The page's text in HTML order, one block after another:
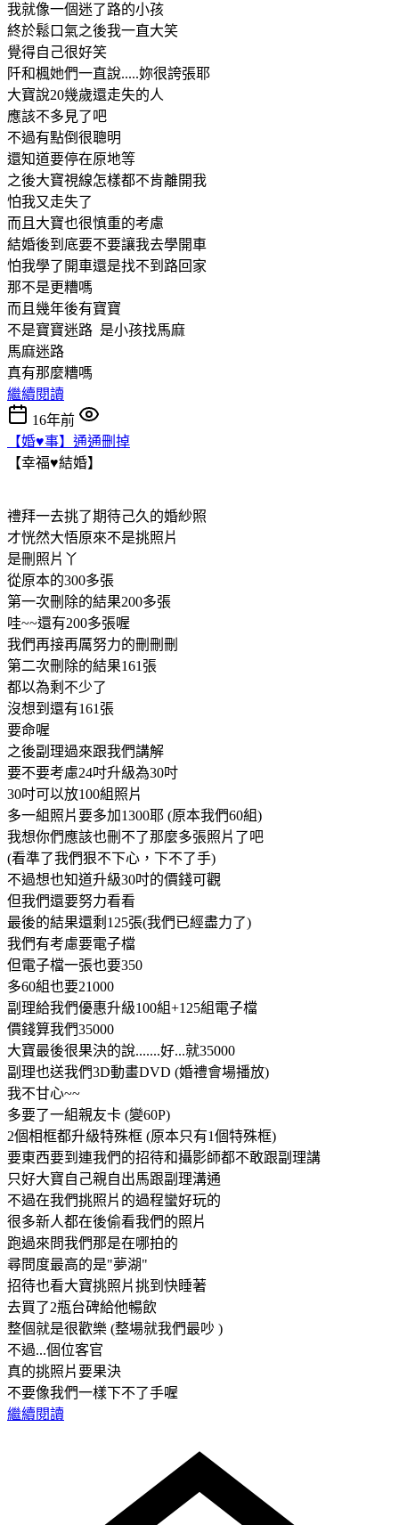
我就像一個迷了路的小孩
終於鬆口氣之後我一直大笑
覺得自己很好笑
阡和楓她們一直說.....妳很誇張耶
大寶說20幾歲還走失的人
應該不多見了吧
不過有點倒很聰明
還知道要停在原地等
之後大寶視線怎樣都不肯離開我
怕我又走失了
而且大寶也很慎重的考慮
結婚後到底要不要讓我去學開車
怕我學了開車還是找不到路回家
那不是更糟嗎
而且幾年後有寶寶
不是寶寶迷路 是小孩找馬麻
馬麻迷路
真有那麼糟嗎
繼續閱讀
16年前
【婚♥事】通通刪掉
【幸福♥結婚】
禮拜一去挑了期待己久的婚紗照
才恍然大悟原來不是挑照片
是刪照片丫
從原本的300多張
第一次刪除的結果200多張
哇~~還有200多張喔
我們再接再厲努力的刪刪刪
第二次刪除的結果161張
都以為剩不少了
沒想到還有161張
要命喔
之後副理過來跟我們講解
要不要考慮24吋升級為30吋
30吋可以放100組照片
多一組照片要多加1300耶 (原本我們60組)
我想你們應該也刪不了那麼多張照片了吧
(看準了我們狠不下心，下不了手)
不過想也知道升級30吋的價錢可觀
但我們還要努力看看
最後的結果還剩125張(我們已經盡力了)
我們有考慮要電子檔
但電子檔一張也要350
多60組也要21000
副理給我們優惠升級100組+125組電子檔
價錢算我們35000
大寶最後很果決的說.......好...就35000
副理也送我們3D動畫DVD (婚禮會場播放)
我不甘心~~
多要了一組親友卡 (變60P)
2個相框都升級特殊框 (原本只有1個特殊框)
要東西要到連我們的招待和攝影師都不敢跟副理講
只好大寶自己親自出馬跟副理溝通
不過在我們挑照片的過程蠻好玩的
很多新人都在後偷看我們的照片
跑過來問我們那是在哪拍的
尋問度最高的是"夢湖"
招待也看大寶挑照片挑到快睡著
去買了2瓶台碑給他暢飲
整個就是很歡樂 (整場就我們最吵 )
不過...個位客官
真的挑照片要果決
不要像我們一樣下不了手喔
繼續閱讀